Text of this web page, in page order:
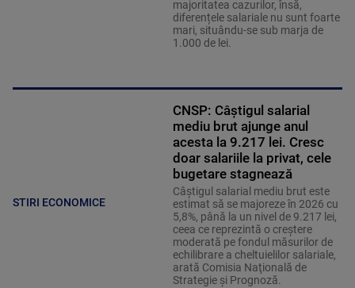
majoritatea cazurilor, însă,
diferențele salariale nu sunt foarte
mari, situându-se sub marja de
1.000 de lei.
STIRI ECONOMICE
CNSP: Câștigul salarial
mediu brut ajunge anul
acesta la 9.217 lei. Cresc
doar salariile la privat, cele
bugetare stagnează
Câştigul salarial mediu brut este
estimat să se majoreze în 2026 cu
5,8%, până la un nivel de 9.217 lei,
ceea ce reprezintă o creştere
moderată pe fondul măsurilor de
echilibrare a cheltuielilor salariale,
arată Comisia Naţională de
Strategie şi Prognoză.